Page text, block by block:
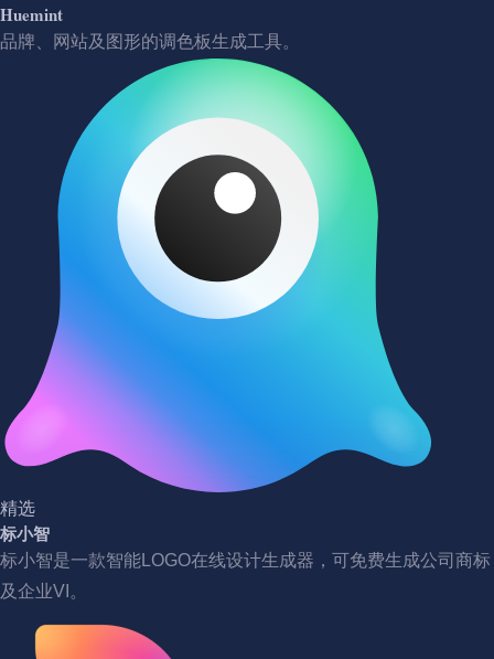
Huemint
品牌、网站及图形的调色板生成工具。
精选
标小智
标小智是一款智能LOGO在线设计生成器，可免费生成公司商标
及企业VI。